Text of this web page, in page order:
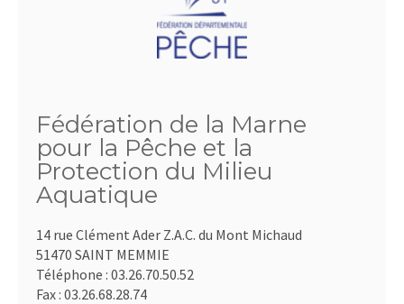
Fédération de la Marne
pour la Pêche et la
Protection du Milieu
Aquatique
14 rue Clément Ader Z.A.C. du Mont Michaud
51470 SAINT MEMMIE
Téléphone : 03.26.70.50.52
Fax : 03.26.68.28.74